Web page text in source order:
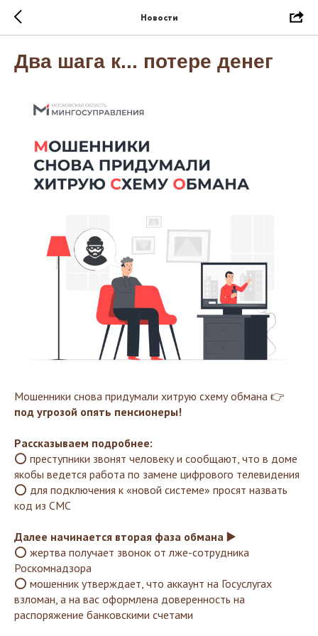
Новости
Два шага к... потере денег
Мошенники снова придумали хитрую схему обмана 👉
под угрозой опять пенсионеры!
Рассказываем подробнее:
⭕ преступники звонят человеку и сообщают, что в доме
якобы ведется работа по замене цифрового телевидения
⭕ для подключения к «новой системе» просят назвать
код из СМС
Далее начинается вторая фаза обмана ▶️
⭕ жертва получает звонок от лже-сотрудника
Роскомнадзора
⭕ мошенник утверждает, что аккаунт на Госуслугах
взломан, а на вас оформлена доверенность на
распоряжение банковскими счетами